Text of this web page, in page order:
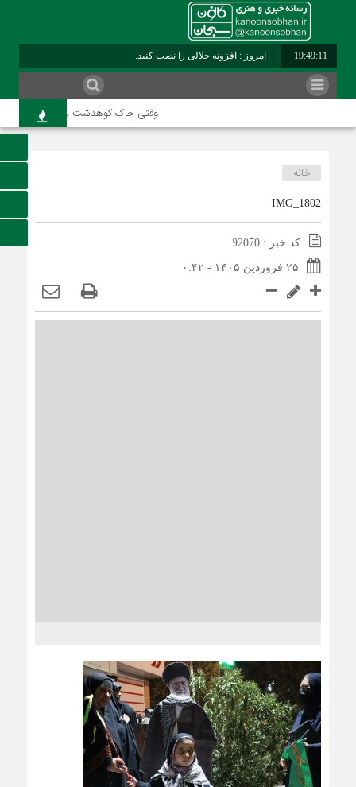
19:49:11 امروز : افزونه جلالی را نصب کنید.
وقتی خاک کوهدشت با عطر کربلا
خانه
IMG_1802
کد خبر : 92070
۲۵ فروردین ۱۴۰۵ - ۰:۴۲